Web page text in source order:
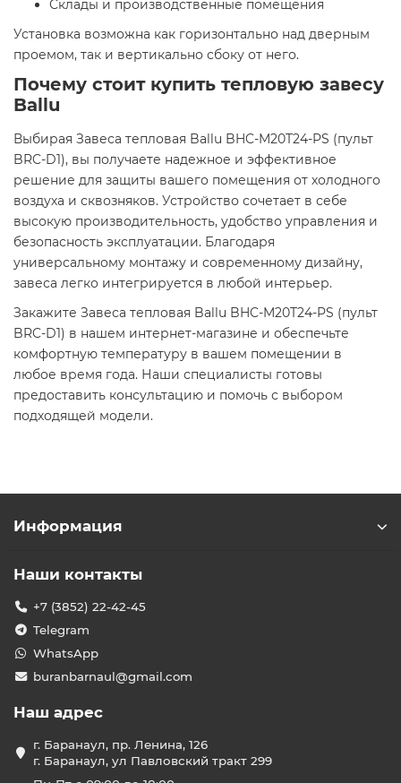
Склады и производственные помещения​
Установка возможна как горизонтально над дверным
проемом, так и вертикально сбоку от него.
Почему стоит купить тепловую завесу
Ballu
Выбирая Завеса тепловая Ballu BHC-M20T24-PS (пульт
BRC-D1), вы получаете надежное и эффективное
решение для защиты вашего помещения от холодного
воздуха и сквозняков. Устройство сочетает в себе
высокую производительность, удобство управления и
безопасность эксплуатации. Благодаря
универсальному монтажу и современному дизайну,
завеса легко интегрируется в любой интерьер.​
Закажите Завеса тепловая Ballu BHC-M20T24-PS (пульт
BRC-D1) в нашем интернет-магазине и обеспечьте
комфортную температуру в вашем помещении в
любое время года. Наши специалисты готовы
предоставить консультацию и помочь с выбором
подходящей модели.​
Информация
Наши контакты
+7 (3852) 22-42-45
Telegram
WhatsApp
buranbarnaul@gmail.com
Наш адрес
г. Баранаул, пр. Ленина, 126
г. Баранаул, ул Павловский тракт 299